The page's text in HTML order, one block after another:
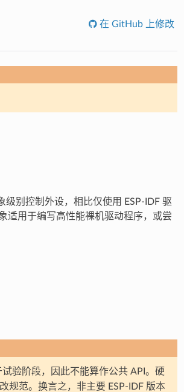
在 GitHub 上修改
级别控制外设，相比仅使用 ESP-IDF 驱
适用于编写高性能裸机驱动程序，或尝
试验阶段，因此不能算作公共 API。硬
规范。换言之，非主要 ESP-IDF 版本